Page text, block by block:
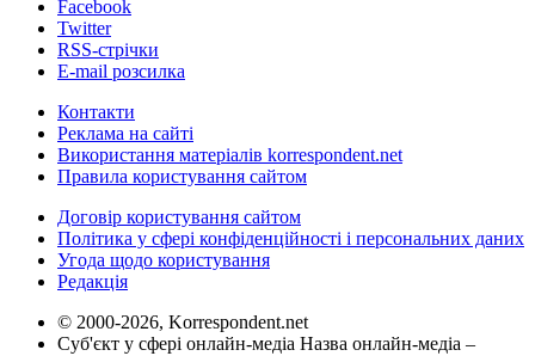
Facebook
Twitter
RSS-стрічки
E-mail розсилка
Контакти
Реклама на сайті
Використання матеріалів korrespondent.net
Правила користування сайтом
Договір користування сайтом
Політика у сфері конфіденційності і персональних даних
Угода щодо користування
Редакція
© 2000-2026, Korrespondent.net
Суб'єкт у сфері онлайн-медіа Назва онлайн-медіа –